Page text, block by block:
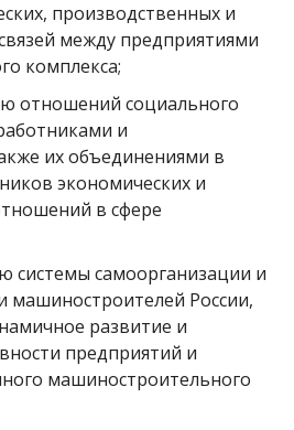
производственных и
между предприятиями
комплекса;
отношений социального
и
их объединениями в
экономических и
в сфере
системы самоорганизации и
машиностроителей России,
развитие и
предприятий и
машиностроительного